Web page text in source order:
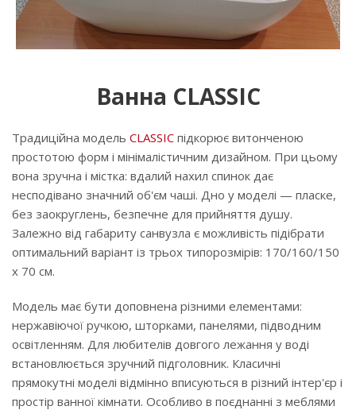
Ванна CLASSIC
Традиційна модель CLASSIC підкорює витонченою
простотою форм і мінімалістичним дизайном. При цьому
вона зручна і містка: вдалий нахил спинок дає
несподівано значний об'єм чаші. Дно у моделі — пласке,
без заокруглень, безпечне для прийняття душу.
Залежно від габариту санвузла є можливість підібрати
оптимальний варіант із трьох типорозмірів: 170/160/150
х 70 см.
Модель має бути доповнена різними елементами:
нержавіючої ручкою, шторками, панелями, підводним
освітленням. Для любителів довгого лежання у воді
встановлюється зручний підголовник. Класичні
прямокутні моделі відмінно вписуються в різний інтер'єр і
простір ванної кімнати. Особливо в поєднанні з меблями